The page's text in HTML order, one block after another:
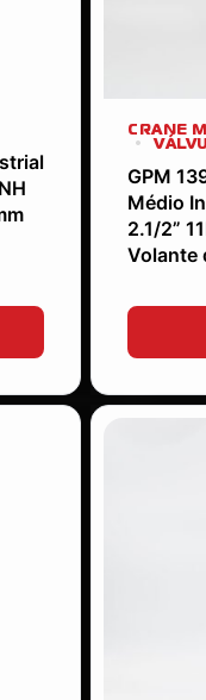
CRANE
GPM
Médio
2.1/2”
Volante